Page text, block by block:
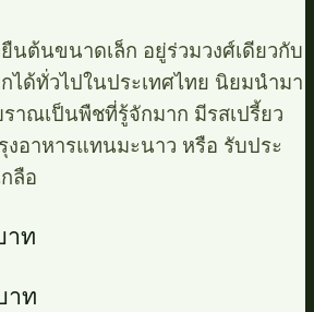
นต้นขนาดเล็ก อยู่ร่วมวงศ์เดียวกับ
ได้ทั่วไปในประเทศไทย นิยมนำมา
าณเป็นพืชที่รู้จักมาก มีรสเปรี้ยว
อาหารแทนมะนาว หรือ รับประ
ลือ
าท
าท